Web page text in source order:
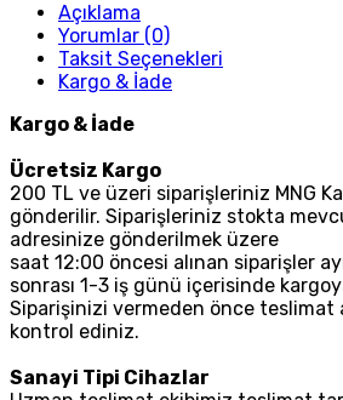
Açıklama
Yorumlar (0)
Taksit Seçenekleri
Kargo & İade
Kargo & İade
Ücretsiz Kargo
200 TL ve üzeri siparişleriniz MNG
gönderilir. Siparişleriniz stokta
adresinize gönderilmek üzere
saat 12:00 öncesi alınan siparişler
sonrası 1-3 iş günü içerisinde
Siparişinizi vermeden önce
kontrol ediniz.
Sanayi Tipi Cihazlar